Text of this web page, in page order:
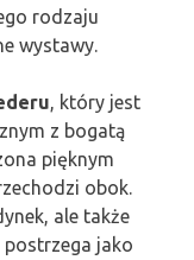
rodzaju
wystawy.
, który jest
z bogatą
pięknym
obok.
ale także
postrzega jako